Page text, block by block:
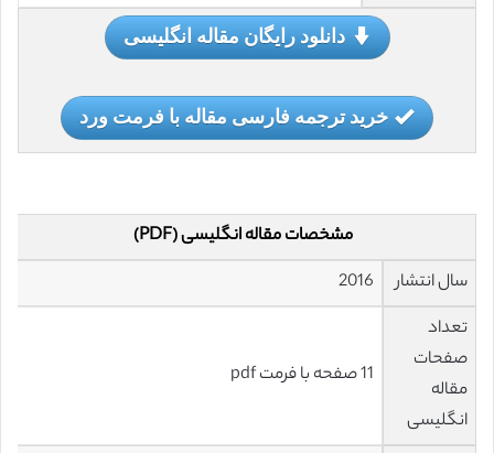
دانلود رایگان مقاله انگلیسی
خرید ترجمه فارسی مقاله با فرمت ورد
مشخصات مقاله انگلیسی (PDF)
سال انتشار
2016
تعداد
صفحات
مقاله
انگلیسی
11 صفحه با فرمت pdf